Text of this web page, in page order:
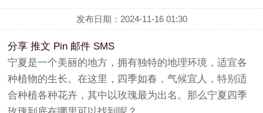
发布日期：2024-11-16 01:30
分享 推文 Pin 邮件 SMS
宁夏是一个美丽的地方，拥有独特的地理环境，适宜各
种植物的生长。在这里，四季如春，气候宜人，特别适
合种植各种花卉，其中以玫瑰最为出名。那么宁夏四季